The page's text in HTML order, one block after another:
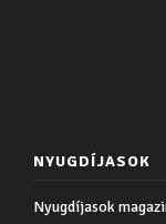
NYUGDÍJASOK
Nyugdíjasok